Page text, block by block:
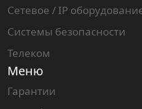
Сетевое / IP
Системы безопасности
Телеком
Меню
Гарантии